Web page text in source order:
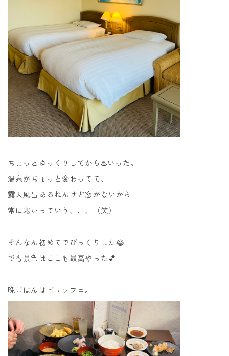
ちょっとゆっくりしてから♨️いった。
温泉がちょっと変わってて、
露天風呂あるねんけど窓がないから
常に寒いっていう、、、（笑）
そんなん初めてでびっくりした😂
でも景色はここも最高やった💕
晩ごはんはビュッフェ。